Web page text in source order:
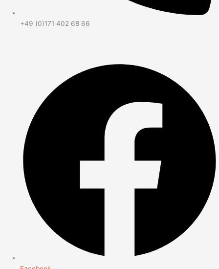
+49 (0)171 402 68 66